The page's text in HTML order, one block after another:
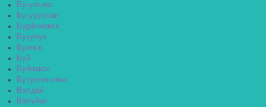
Бугульма
Бугуруслан
Будённовск
Бузулук
Буинск
Буй
Буйнакск
Бутурлиновка
Валдай
Валуйки